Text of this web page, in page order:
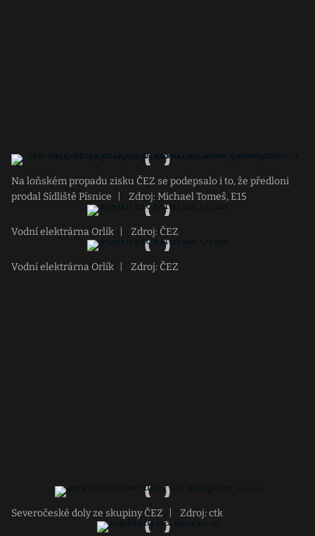
Na loňském propadu zisku ČEZ se podepsalo i to, že předloni
prodal Sídliště Písnice
Zdroj: Michael Tomeš, E15
Vodní elektrárna Orlík Zdroj: ČEZ
Vodní elektrárna Orlík Zdroj: ČEZ
Severočeské doly ze skupiny ČEZ Zdroj: ctk